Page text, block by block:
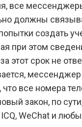
все
должны
создать
при этом
этот срок не
что все номера
закон, по
WeChat и